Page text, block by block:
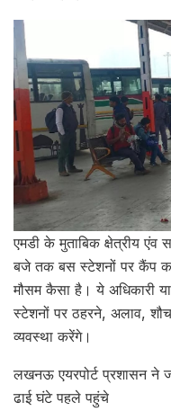
एमडी के मुताबिक क्षेत्रीय
बजे तक बस स्टेशनों पर कैंप
मौसम कैसा है। ये अधिकारी
स्टेशनों पर ठहरने, अलाव,
व्यवस्था करेंगे।
लखनऊ एयरपोर्ट प्रशासन ने
ढाई घंटे पहले पहुंचे